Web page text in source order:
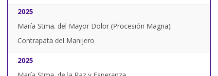
2025
María Stma. del Mayor Dolor (Procesión Magna)
Contrapata del Manijero
2025